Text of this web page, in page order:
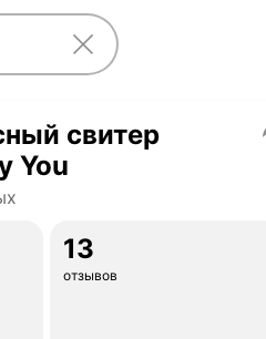
свитер
You
13
отзывов